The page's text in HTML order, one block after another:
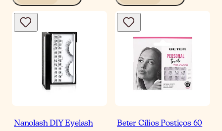
Nanolash DIY Eyelash
Beter Cílios Postiços 60